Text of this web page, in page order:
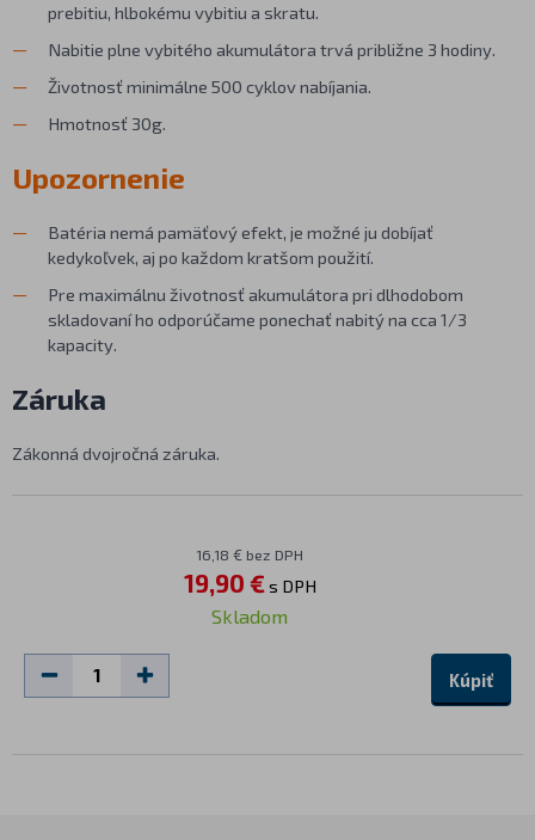
prebitiu, hlbokému vybitiu a skratu.
Nabitie plne vybitého akumulátora trvá približne 3 hodiny.
Životnosť minimálne 500 cyklov nabíjania.
Hmotnosť 30g.
Upozornenie
Batéria nemá pamäťový efekt, je možné ju dobíjať
kedykoľvek, aj po každom kratšom použití.
Pre maximálnu životnosť akumulátora pri dlhodobom
skladovaní ho odporúčame ponechať nabitý na cca 1/3
kapacity.
Záruka
Zákonná dvojročná záruka.
16,18 € bez DPH
19,90 €s DPH
Skladom
Kúpiť